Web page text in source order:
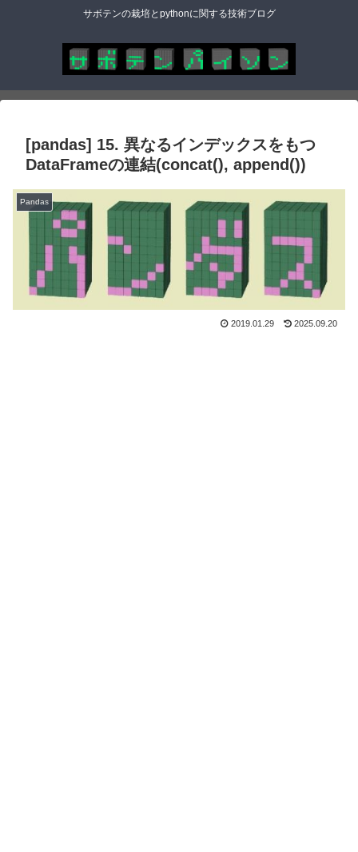
サボテンの栽培とpythonに関する技術ブログ
[pandas] 15. 異なるインデックスをもつ
DataFrameの連結(concat(), append())
Pandas
2019.01.29 2025.09.20